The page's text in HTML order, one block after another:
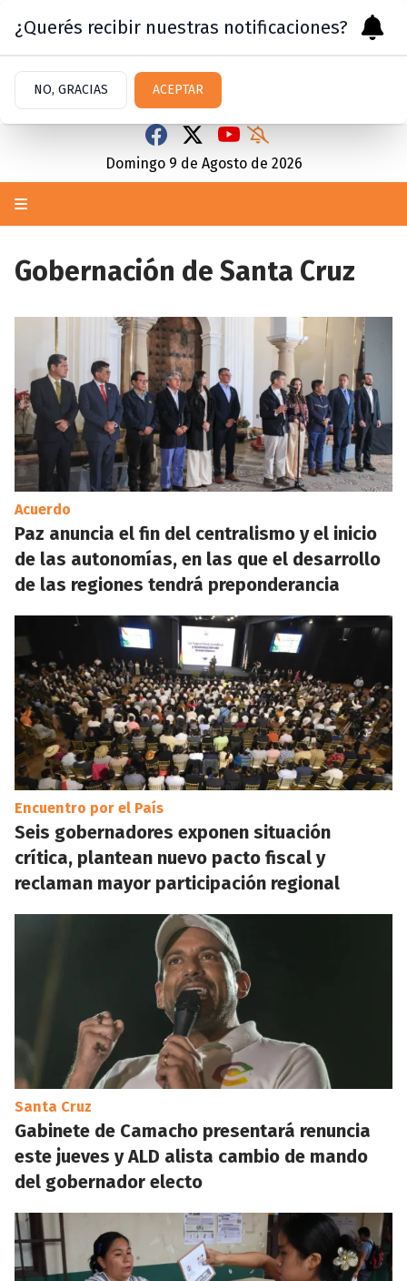
Domingo 9 de Agosto de 2026
Gobernación de Santa Cruz
Acuerdo
Paz anuncia el fin del centralismo y el inicio
de las autonomías, en las que el desarrollo
de las regiones tendrá preponderancia
Encuentro por el País
Seis gobernadores exponen situación
crítica, plantean nuevo pacto fiscal y
reclaman mayor participación regional
Santa Cruz
Gabinete de Camacho presentará renuncia
este jueves y ALD alista cambio de mando
del gobernador electo
¿Querés recibir nuestras notificaciones?
NO, GRACIAS ACEPTAR